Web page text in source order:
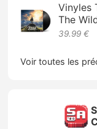
Vinyles
The
39.99 €
Voir toutes les